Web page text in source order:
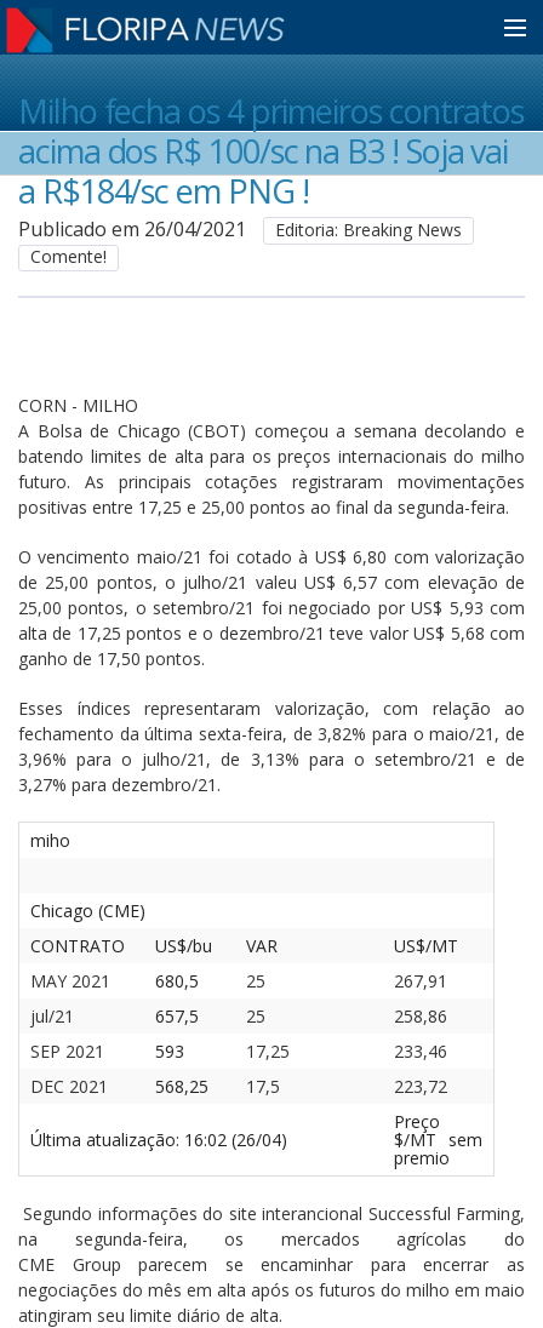
Home
Notícias
Colunistas
Guia de Serviços
Anuncie
Cinema
Agenda Cultural
Anuncie
Fale Conosco
Milho fecha os 4 primeiros contratos
acima dos R$ 100/sc na B3 ! Soja vai
a R$184/sc em PNG !
Publicado em 26/04/2021
Editoria: Breaking News
Comente!
CORN - MILHO
A Bolsa de Chicago (CBOT) começou a semana decolando e
batendo limites de alta para os preços internacionais do milho
futuro. As principais cotações registraram movimentações
positivas entre 17,25 e 25,00 pontos ao final da segunda-feira.
O vencimento maio/21 foi cotado à US$ 6,80 com valorização
de 25,00 pontos, o julho/21 valeu US$ 6,57 com elevação de
25,00 pontos, o setembro/21 foi negociado por US$ 5,93 com
alta de 17,25 pontos e o dezembro/21 teve valor US$ 5,68 com
ganho de 17,50 pontos.
Esses índices representaram valorização, com relação ao
fechamento da última sexta-feira, de 3,82% para o maio/21, de
3,96% para o julho/21, de 3,13% para o setembro/21 e de
3,27% para dezembro/21.
miho
Chicago (CME)
CONTRATO
US$/bu VAR
US$/MT
MAY 2021
680,5 25
267,91
jul/21
657,5 25
258,86
SEP 2021
593 17,25
233,46
DEC 2021
568,25 17,5 223,72
Última atualização: 16:02 (26/04)
Preço
$/MT sem
premio
Segundo informações do site interancional Successful Farming,
na segunda-feira, os mercados agrícolas do
CME Group parecem se encaminhar para encerrar as
negociações do mês em alta após os futuros do milho em maio
atingiram seu limite diário de alta.